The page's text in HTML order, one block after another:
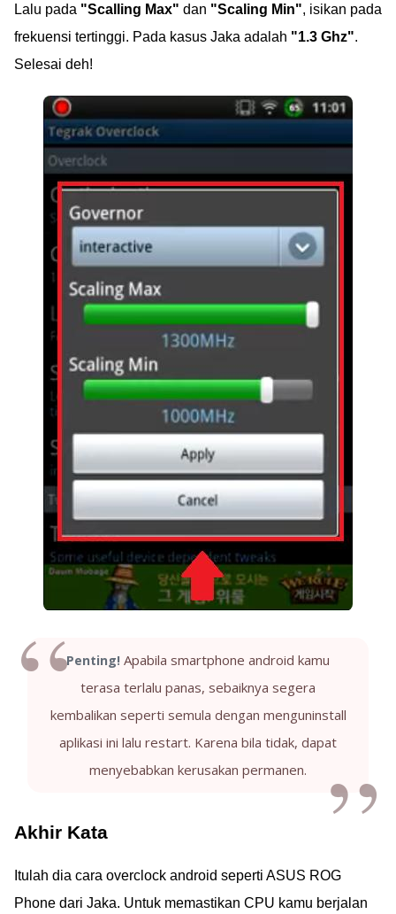
Lalu pada "Scalling Max" dan "Scaling Min", isikan pada
frekuensi tertinggi. Pada kasus Jaka adalah "1.3 Ghz".
Selesai deh!
Penting! Apabila smartphone android kamu
terasa terlalu panas, sebaiknya segera
kembalikan seperti semula dengan menguninstall
aplikasi ini lalu restart. Karena bila tidak, dapat
menyebabkan kerusakan permanen.
Akhir Kata
Itulah dia cara overclock android seperti ASUS ROG
Phone dari Jaka. Untuk memastikan CPU kamu berjalan